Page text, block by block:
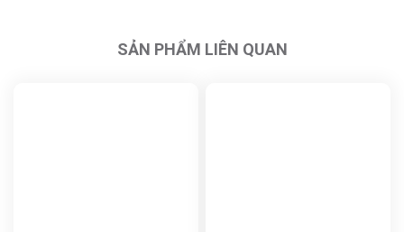
SẢN PHẨM LIÊN QUAN